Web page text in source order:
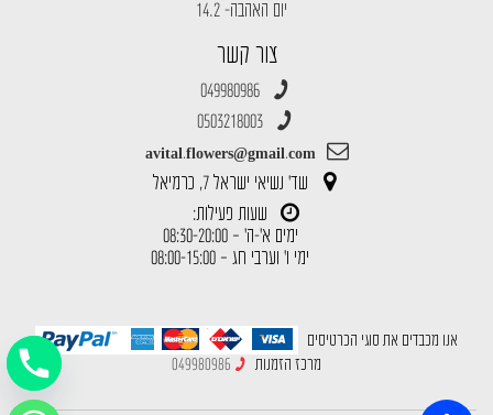
יום האהבה- 14.2
צור קשר
049980986
0503218003
avital.flowers@gmail.com
שד' נשיאי ישראל 7, כרמיאל
שעות פעילות:
ימים א'-ה' – 08:30-20:00
ימי ו' וערבי חג – 08:00-15:00
אנו מכבדים את סוגי הכרטיסים
מרכז הזמנות